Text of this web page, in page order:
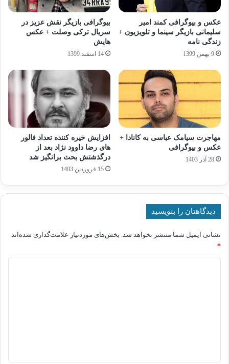
عکس و بیوگرافی کمند امیر
سلیمانی بازیگر سینما و تلویزیون +
زندگی نامه
9 بهمن 1399
بیوگرافی بازیگر نقش عزیز در
سریال ترکی وصلت + عکس
هایش
14 اسفند 1399
مهاجرت سیامک عباسی به کانادا +
عکس و بیوگرافی
28 آذر 1403
افزایش خیره کننده تعداد فالور
های رضا داوود نژاد بعد از
درگذشتش بحث برانگیز شد
15 فروردین 1403
دیدگاهتان را بنویسید
نشانی ایمیل شما منتشر نخواهد شد. بخش‌های موردنیاز علامت‌گذاری شده‌اند
*